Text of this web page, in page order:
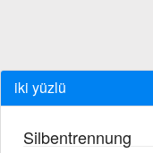
iki yüzlü
Silbentrennung